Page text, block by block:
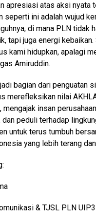
apresiasi atas aksi nyata
seperti ini adalah wujud
di mana PLN tidak
tapi juga energi
kami hidupkan, apalagi
Amiruddin.
bagian dari penguatan
merefleksikan nilai
mengajak insan
peduli terhadap
untuk terus tumbuh
yang lebih terang
& TJSL PLN